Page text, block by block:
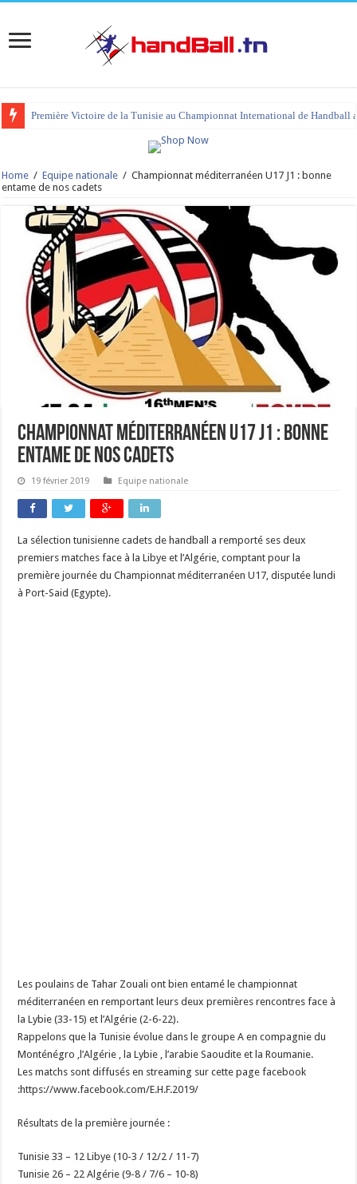
Première Victoire de la Tunisie au Championnat International de Handball
tournoi international Hammamet 2023 : programme et liste des joueurs
Home / Equipe nationale / Championnat méditerranéen U17 J1 : bonne
entame de nos cadets
Championnat méditerranéen U17 J1 : bonne
entame de nos cadets
19 février 2019 Equipe nationale
La sélection tunisienne cadets de handball a remporté ses deux
premiers matches face à la Libye et l’Algérie, comptant pour la
première journée du Championnat méditerranéen U17, disputée lundi
à Port-Said (Egypte).
Les poulains de Tahar Zouali ont bien entamé le championnat
méditerranéen en remportant leurs deux premières rencontres face à
la Lybie (33-15) et l’Algérie (2-6-22).
Rappelons que la Tunisie évolue dans le groupe A en compagnie du
Monténégro ,l’Algérie , la Lybie , l’arabie Saoudite et la Roumanie.
Les matchs sont diffusés en streaming sur cette page facebook
:https://www.facebook.com/E.H.F.2019/
Résultats de la première journée :
Tunisie 33 – 12 Libye (10-3 / 12/2 / 11-7)
Tunisie 26 – 22 Algérie (9-8 / 7/6 – 10-8)